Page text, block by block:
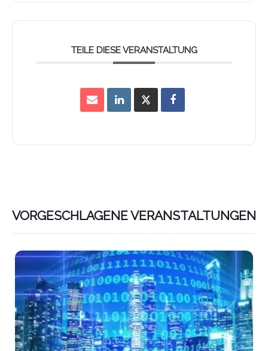
TEILE DIESE VERANSTALTUNG
VORGESCHLAGENE VERANSTALTUNGEN